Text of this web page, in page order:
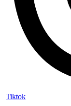
Tiktok